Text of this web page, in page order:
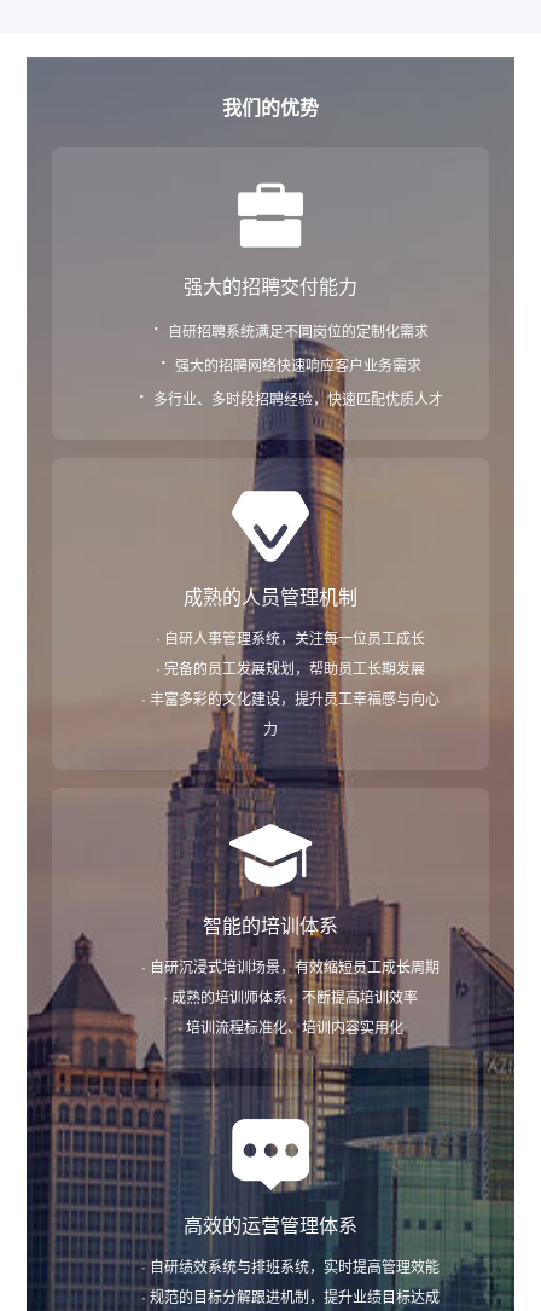
我们的优势
强大的招聘交付能力
· 自研招聘系统满足不同岗位的定制化需求
· 强大的招聘网络快速响应客户业务需求
· 多行业、多时段招聘经验，快速匹配优质人才
成熟的人员管理机制
· 自研人事管理系统，关注每一位员工成长
· 完备的员工发展规划，帮助员工长期发展
· 丰富多彩的文化建设，提升员工幸福感与向心
力
智能的培训体系
· 自研沉浸式培训场景，有效缩短员工成长周期
· 成熟的培训师体系，不断提高培训效率
· 培训流程标准化、培训内容实用化
高效的运营管理体系
· 自研绩效系统与排班系统，实时提高管理效能
· 规范的目标分解跟进机制，提升业绩目标达成